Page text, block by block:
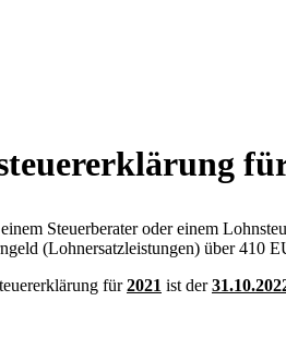
Steuerberater oder einem
(Lohnersatzleistungen) über 410
für2021 ist der